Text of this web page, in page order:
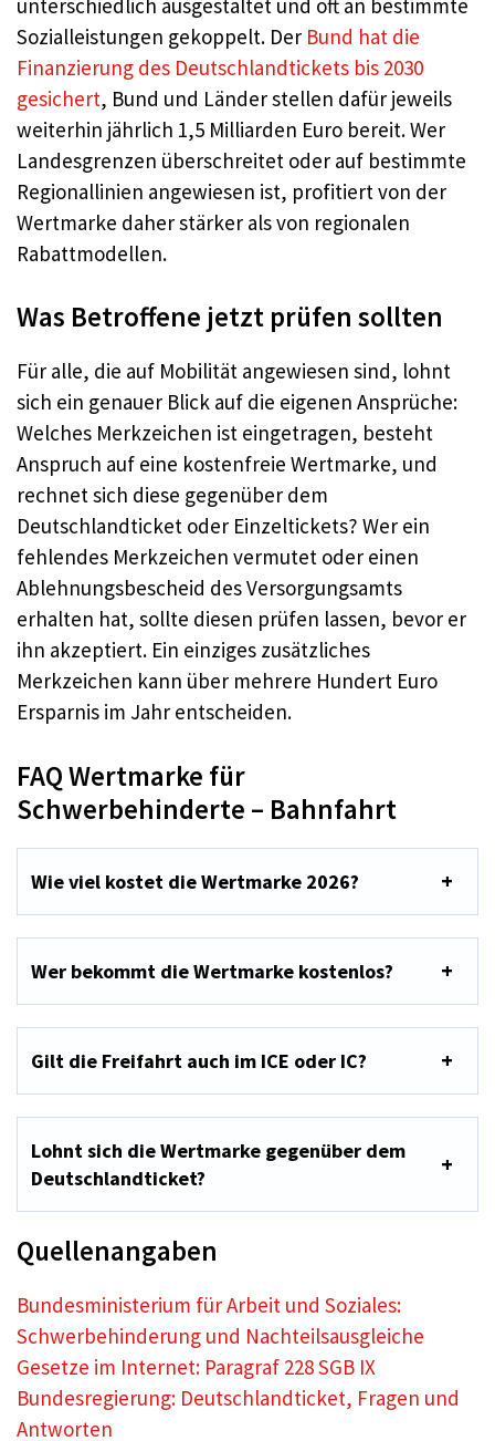
unterschiedlich ausgestaltet und oft an bestimmte
Sozialleistungen gekoppelt. Der Bund hat die
Finanzierung des Deutschlandtickets bis 2030
gesichert, Bund und Länder stellen dafür jeweils
weiterhin jährlich 1,5 Milliarden Euro bereit. Wer
Landesgrenzen überschreitet oder auf bestimmte
Regionallinien angewiesen ist, profitiert von der
Wertmarke daher stärker als von regionalen
Rabattmodellen.
Was Betroffene jetzt prüfen sollten
Für alle, die auf Mobilität angewiesen sind, lohnt
sich ein genauer Blick auf die eigenen Ansprüche:
Welches Merkzeichen ist eingetragen, besteht
Anspruch auf eine kostenfreie Wertmarke, und
rechnet sich diese gegenüber dem
Deutschlandticket oder Einzeltickets? Wer ein
fehlendes Merkzeichen vermutet oder einen
Ablehnungsbescheid des Versorgungsamts
erhalten hat, sollte diesen prüfen lassen, bevor er
ihn akzeptiert. Ein einziges zusätzliches
Merkzeichen kann über mehrere Hundert Euro
Ersparnis im Jahr entscheiden.
FAQ Wertmarke für
Schwerbehinderte – Bahnfahrt
Wie viel kostet die Wertmarke 2026?
Wer bekommt die Wertmarke kostenlos?
Gilt die Freifahrt auch im ICE oder IC?
Lohnt sich die Wertmarke gegenüber dem
Deutschlandticket?
Quellenangaben
Bundesministerium für Arbeit und Soziales:
Schwerbehinderung und Nachteilsausgleiche
Gesetze im Internet: Paragraf 228 SGB IX
Bundesregierung: Deutschlandticket, Fragen und
Antworten